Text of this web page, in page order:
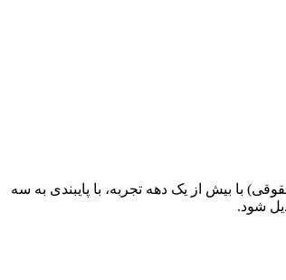
با بیش از یک دهه تجربه، با پایبندی به سه
شود.